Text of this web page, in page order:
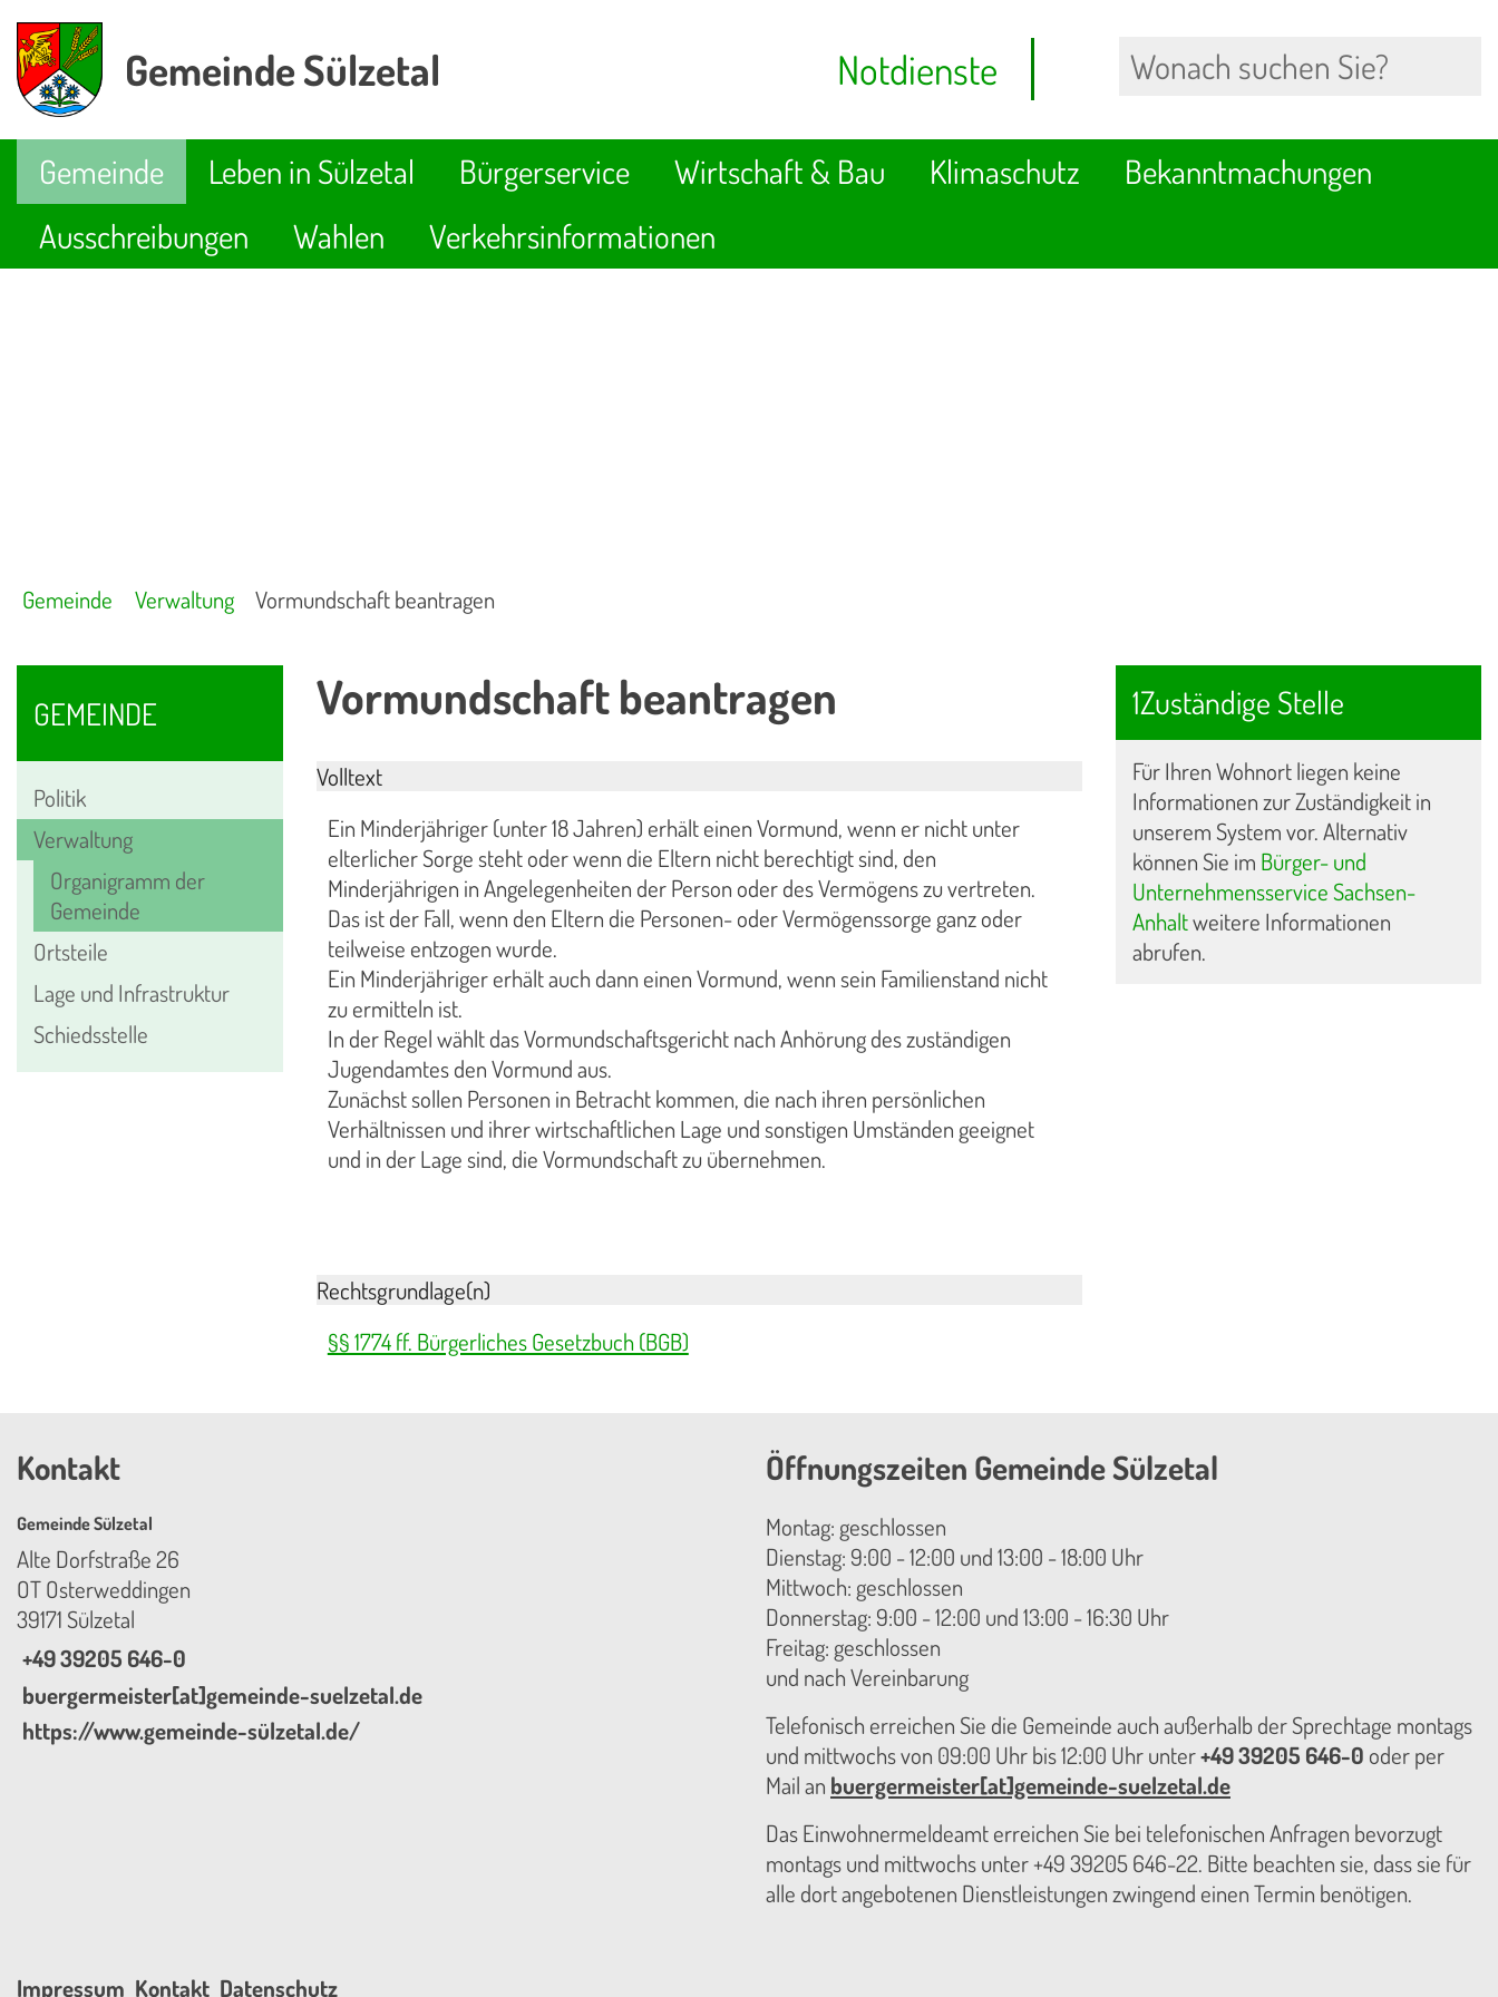
Gemeinde Sülzetal Notdienste
Gemeinde Leben in Sülzetal Bürgerservice Wirtschaft & Bau Klimaschutz
Bekanntmachungen
Ausschreibungen
Wahlen Verkehrsinformationen
Gemeinde Verwaltung Vormundschaft beantragen
GEMEINDE
Politik
Verwaltung
Organigramm der
Gemeinde
Ortsteile
Lage und Infrastruktur
Schiedsstelle
Vormundschaft beantragen
Volltext
Ein Minderjähriger (unter 18 Jahren) erhält einen Vormund, wenn er nicht unter
elterlicher Sorge steht oder wenn die Eltern nicht berechtigt sind, den
Minderjährigen in Angelegenheiten der Person oder des Vermögens zu vertreten.
Das ist der Fall, wenn den Eltern die Personen- oder Vermögenssorge ganz oder
teilweise entzogen wurde.
Ein Minderjähriger erhält auch dann einen Vormund, wenn sein Familienstand nicht
zu ermitteln ist.
In der Regel wählt das Vormundschaftsgericht nach Anhörung des zuständigen
Jugendamtes den Vormund aus.
Zunächst sollen Personen in Betracht kommen, die nach ihren persönlichen
Verhältnissen und ihrer wirtschaftlichen Lage und sonstigen Umständen geeignet
und in der Lage sind, die Vormundschaft zu übernehmen.
Rechtsgrundlage(n)
§§ 1774 ff. Bürgerliches Gesetzbuch (BGB)
1Zuständige Stelle
Für Ihren Wohnort liegen keine
Informationen zur Zuständigkeit in
unserem System vor. Alternativ
können Sie im Bürger- und
Unternehmensservice Sachsen-
Anhaltweitere Informationen
abrufen.
Kontakt
Gemeinde Sülzetal
Alte Dorfstraße 26
OT Osterweddingen
39171 Sülzetal
+49 39205 646-0
buergermeister[at]gemeinde-suelzetal.de
https://www.gemeinde-sülzetal.de/
Öffnungszeiten Gemeinde Sülzetal
Montag: geschlossen
Dienstag: 9:00 - 12:00 und 13:00 - 18:00 Uhr
Mittwoch: geschlossen
Donnerstag: 9:00 - 12:00 und 13:00 - 16:30 Uhr
Freitag: geschlossen
und nach Vereinbarung
Telefonisch erreichen Sie die Gemeinde auch außerhalb der Sprechtage montags
und mittwochs von 09:00 Uhr bis 12:00 Uhr unter+49 39205 646-0 oder per
Mail an buergermeister[at]gemeinde-suelzetal.de
Das Einwohnermeldeamt erreichen Sie bei telefonischen Anfragen bevorzugt
montags und mittwochs unter +49 39205 646-22. Bitte beachten sie, dass sie für
alle dort angebotenen Dienstleistungen zwingend einen Termin benötigen.
Impressum Kontakt Datenschutz